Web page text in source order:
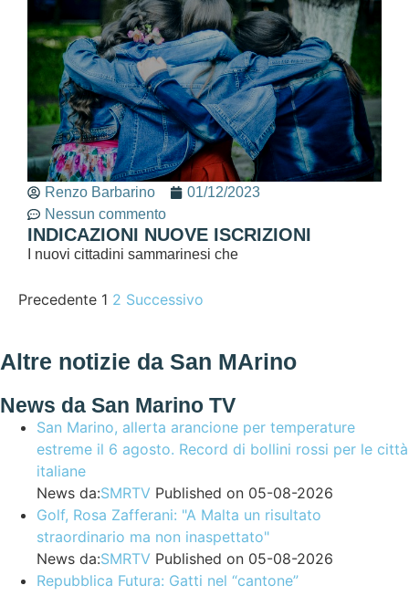
Renzo Barbarino
01/12/2023
Nessun commento
INDICAZIONI NUOVE ISCRIZIONI
I nuovi cittadini sammarinesi che
Precedente 1 2 Successivo
Altre notizie da San MArino
News da San Marino TV
San Marino, allerta arancione per temperature
estreme il 6 agosto. Record di bollini rossi per le città
italiane
News da:SMRTV Published on 05-08-2026
Golf, Rosa Zafferani: "A Malta un risultato
straordinario ma non inaspettato"
News da:SMRTV Published on 05-08-2026
Repubblica Futura: Gatti nel “cantone”